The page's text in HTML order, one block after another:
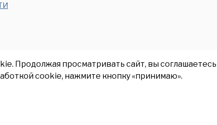
Продолжая просматривать сайт, вы
cookie, нажмите кнопку «принимаю».